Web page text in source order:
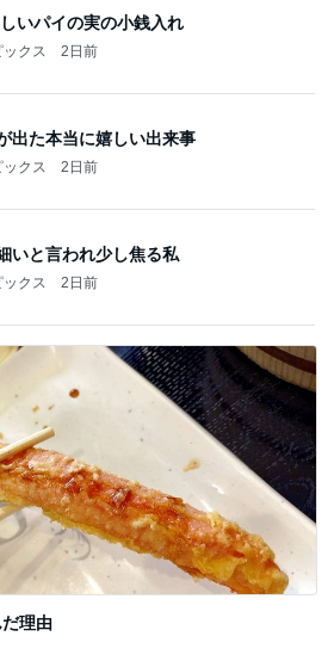
いパイの実の小銭入れ
クス 2日前
出た本当に嬉しい出来事
クス 2日前
いと言われ少し焦る私
クス 2日前
理由